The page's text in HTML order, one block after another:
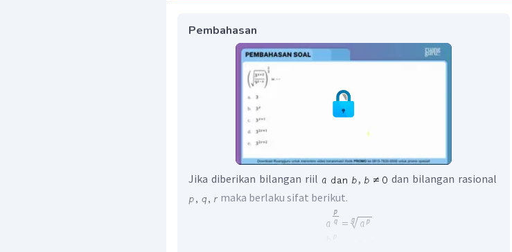
Pembahasan
Jika diberikan bilangan riil ,
dan bilangan rasional
maka berlaku sifat berikut.